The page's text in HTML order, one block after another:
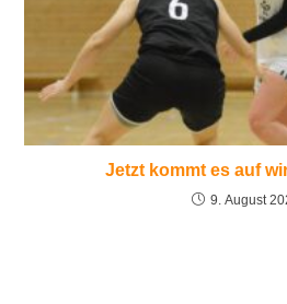
Jetzt kommt es auf
9. August